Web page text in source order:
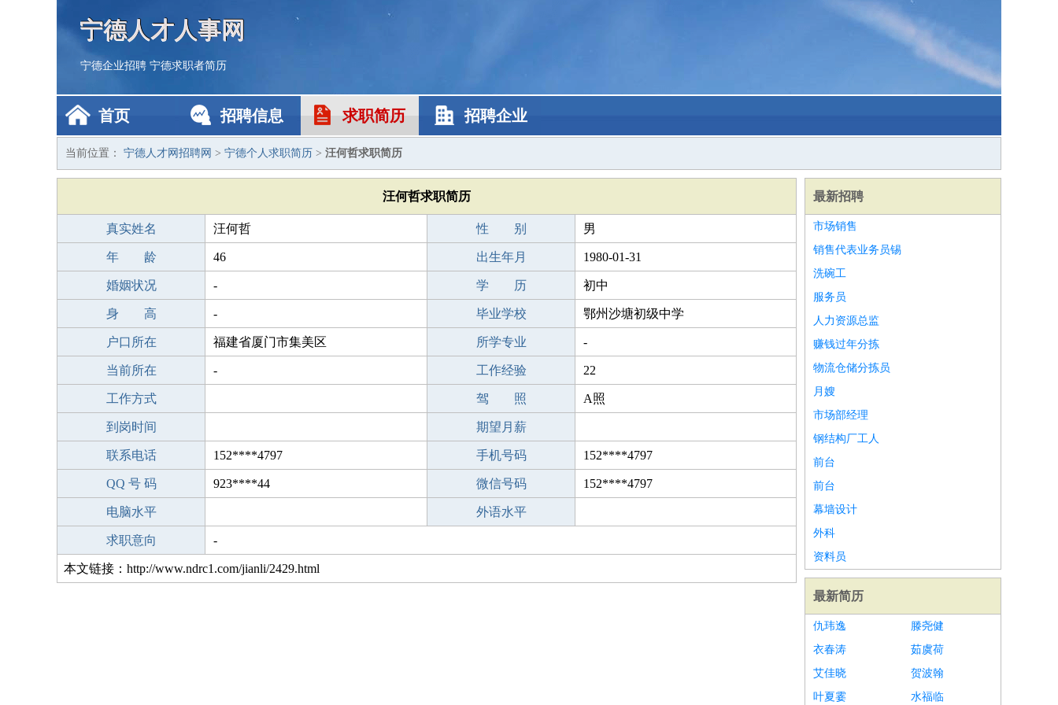
宁德人才人事网
宁德企业招聘 宁德求职者简历
首页 招聘信息 求职简历 招聘企业
当前位置： 宁德人才网招聘网 > 宁德个人求职简历 > 汪何哲求职简历
汪何哲求职简历
真实姓名 汪何哲 性 别 男
年 龄 46 出生年月 1980-01-31
婚姻状况 - 学 历 初中
身 高 - 毕业学校 鄂州沙塘初级中学
户口所在 福建省厦门市集美区 所学专业 -
当前所在 - 工作经验 22
工作方式 驾 照 A照
到岗时间 期望月薪
联系电话 152****4797 手机号码 152****4797
QQ 号 码 923****44 微信号码 152****4797
电脑水平 外语水平
求职意向 -
本文链接：http://www.ndrc1.com/jianli/2429.html
最新招聘
市场销售
销售代表业务员锡
洗碗工
服务员
人力资源总监
赚钱过年分拣
物流仓储分拣员
月嫂
市场部经理
钢结构厂工人
前台
前台
幕墙设计
外科
资料员
最新简历
仇玮逸
滕尧健
衣春涛
茹虞荷
艾佳晓
贺波翰
叶夏霎
水福临